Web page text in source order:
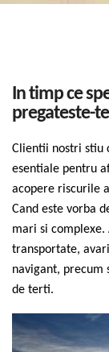
In timp ce
pregateste-
Clientii nostri stiu
esentiale pentru
acopere riscurile
Cand este vorba
mari si
transportate,
navigant, precum
de terti.